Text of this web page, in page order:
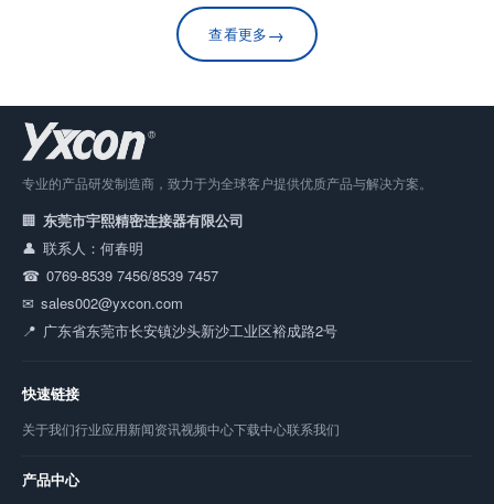
查看更多→
专业的产品研发制造商，致力于为全球客户提供优质产品与解决方案。
东莞市宇熙精密连接器有限公司
联系人：何春明
0769-8539 7456/8539 7457
sales002@yxcon.com
广东省东莞市长安镇沙头新沙工业区裕成路2号
快速链接
关于我们行业应用新闻资讯视频中心下载中心联系我们
产品中心